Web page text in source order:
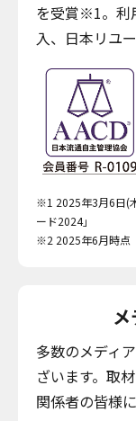
を受賞※1。利
入、日本リユ
※1 2025年3月6日(
ード2024」
※2 2025年6月時点
多数のメディ
ざいます。取
関係者の皆様